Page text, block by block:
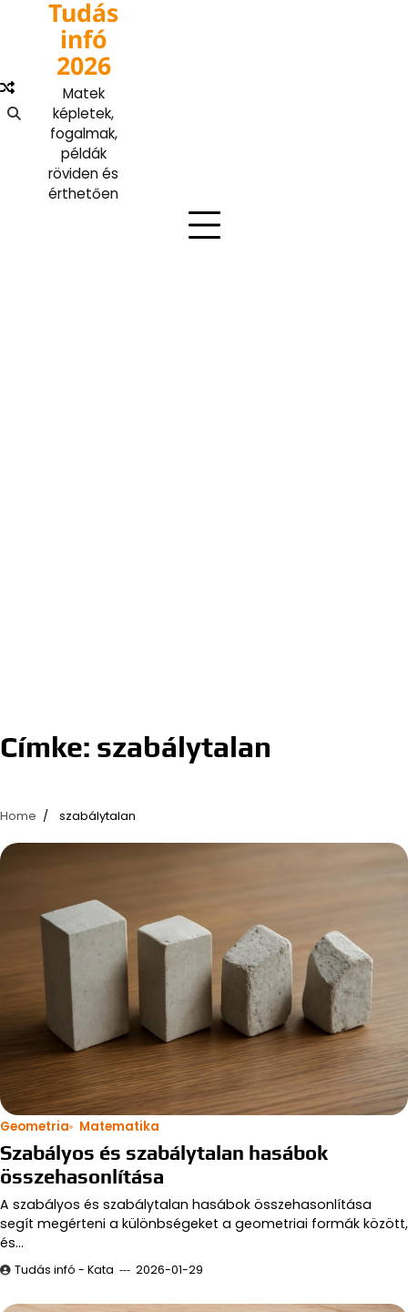
Tudás
infó
2026
Matek
képletek,
fogalmak,
példák
röviden és
érthetően
Címke: szabálytalan
Home szabálytalan
Geometria Matematika
Szabályos és szabálytalan hasábok
összehasonlítása
A szabályos és szabálytalan hasábok összehasonlítása
segít megérteni a különbségeket a geometriai formák között,
és…
Tudás infó - Kata 2026-01-29